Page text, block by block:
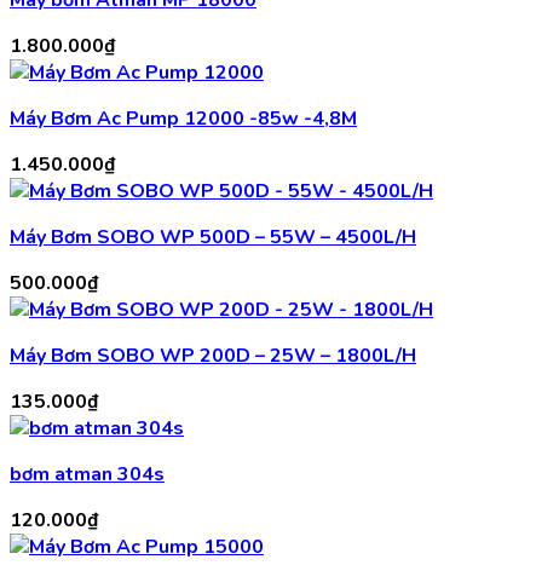
1.800.000₫
Máy Bơm Ac Pump 12000 -85w -4,8M
1.450.000₫
Máy Bơm SOBO WP 500D – 55W – 4500L/H
500.000₫
Máy Bơm SOBO WP 200D – 25W – 1800L/H
135.000₫
bơm atman 304s
120.000₫